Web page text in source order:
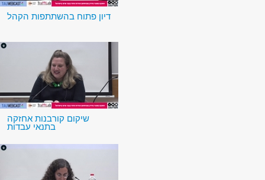
דיון פתוח בהשתתפות הקהל
שיקום קורבנות אחזקה
בתנאי עבדות